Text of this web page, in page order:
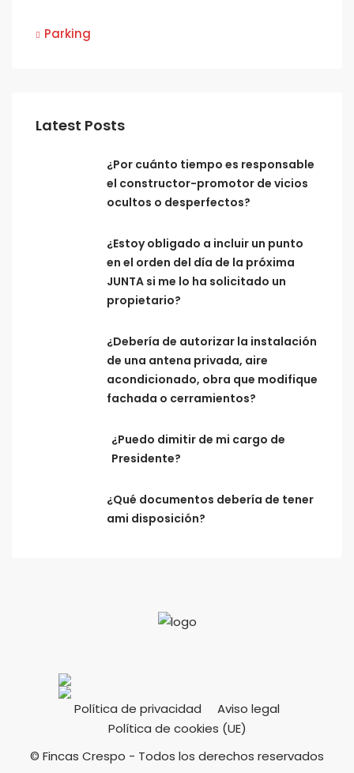
Parking
Latest Posts
¿Por cuánto tiempo es responsable
el constructor-promotor de vicios
ocultos o desperfectos?
¿Estoy obligado a incluir un punto
en el orden del día de la próxima
JUNTA si me lo ha solicitado un
propietario?
¿Debería de autorizar la instalación
de una antena privada, aire
acondicionado, obra que modifique
fachada o cerramientos?
¿Puedo dimitir de mi cargo de
Presidente?
¿Qué documentos debería de tener
ami disposición?
Política de privacidad
Aviso legal
Política de cookies (UE)
© Fincas Crespo - Todos los derechos reservados